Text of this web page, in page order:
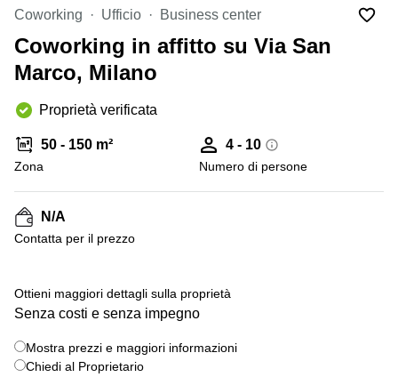
Brescia
Pescara
Verona
Catania
Bologna
Bergamo
Como
Napoli
affitto a
Coworking
Lombardy
Business
Toscana
Business
center
Milano
Business
Coworking
Campania
Coworking
Cagliari
Coworking Ufficio Business center
Coworking in affitto su Via San
Marco, Milano
Proprietà verificata
50 - 150 m²
Zona
4 - 10
Numero di persone
N/A
Сontatta per il prezzo
Ottieni maggiori dettagli sulla proprietà
Senza costi e senza impegno
Mostra prezzi e maggiori informazioni
Chiedi al Proprietario